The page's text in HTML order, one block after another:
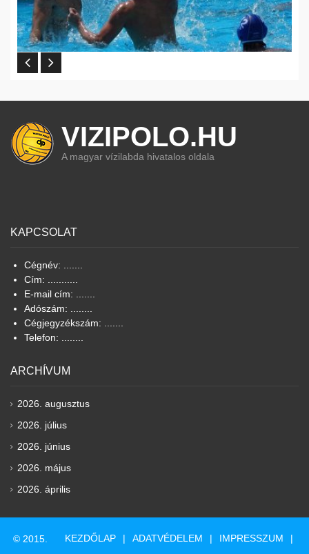
VIZIPOLO.HU
A magyar vízilabda hivatalos oldala
KAPCSOLAT
Cégnév: .......
Cím: ...........
E-mail cím: .......
Adószám: ........
Cégjegyzékszám: .......
Telefon: ........
ARCHÍVUM
2026. augusztus
2026. július
2026. június
2026. május
2026. április
© 2015. KEZDŐLAP ADATVÉDELEM IMPRESSZUM